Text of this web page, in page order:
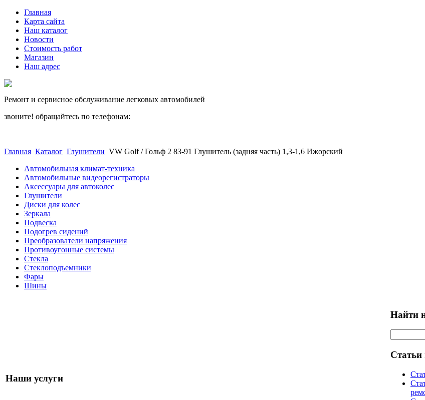
Главная
Карта сайта
Наш каталог
Новости
Стоимость работ
Магазин
Наш адрес
Ремонт и сервисное обслуживание легковых автомобилей
звоните! обращайтесь по телефонам:
Главная Каталог Глушители VW Golf / Гольф 2 83-91 Глушитель (задняя часть) 1,3-1,6 Ижорский
Автомобильная климат-техника
Автомобильные видеорегистраторы
Аксессуары для автоколес
Глушители
Диски для колес
Зеркала
Подвеска
Подогрев сидений
Преобразователи напряжения
Противоугонные системы
Стекла
Стеклоподъемники
Фары
Шины
Наши услуги
Найти
Статьи